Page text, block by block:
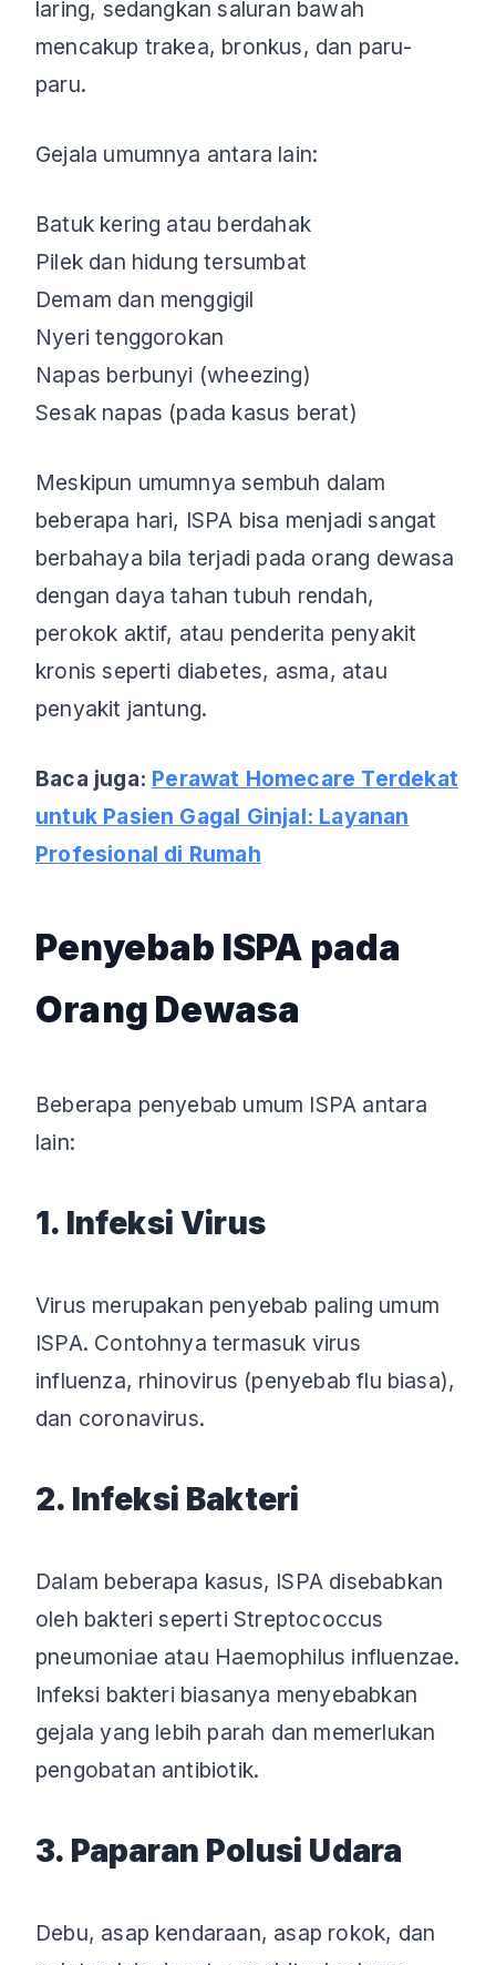
laring, sedangkan saluran bawah
mencakup trakea, bronkus, dan paru-
paru.
Gejala umumnya antara lain:
Batuk kering atau berdahak
Pilek dan hidung tersumbat
Demam dan menggigil
Nyeri tenggorokan
Napas berbunyi (wheezing)
Sesak napas (pada kasus berat)
Meskipun umumnya sembuh dalam
beberapa hari, ISPA bisa menjadi sangat
berbahaya bila terjadi pada orang dewasa
dengan daya tahan tubuh rendah,
perokok aktif, atau penderita penyakit
kronis seperti diabetes, asma, atau
penyakit jantung.
Baca juga: Perawat Homecare Terdekat
untuk Pasien Gagal Ginjal: Layanan
Profesional di Rumah
Penyebab ISPA pada
Orang Dewasa
Beberapa penyebab umum ISPA antara
lain:
1. Infeksi Virus
Virus merupakan penyebab paling umum
ISPA. Contohnya termasuk virus
influenza, rhinovirus (penyebab flu biasa),
dan coronavirus.
2. Infeksi Bakteri
Dalam beberapa kasus, ISPA disebabkan
oleh bakteri seperti Streptococcus
pneumoniae atau Haemophilus influenzae.
Infeksi bakteri biasanya menyebabkan
gejala yang lebih parah dan memerlukan
pengobatan antibiotik.
3. Paparan Polusi Udara
Debu, asap kendaraan, asap rokok, dan